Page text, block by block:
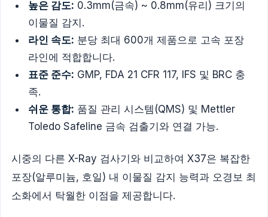
높은 감도: 0.3mm(금속) ~ 0.8mm(유리) 크기의
이물질 감지.
라인 속도: 분당 최대 600개 제품으로 고속 포장
라인에 적합합니다.
표준 준수: GMP, FDA 21 CFR 117, IFS 및 BRC 충
족.
쉬운 통합: 품질 관리 시스템(QMS) 및 Mettler
Toledo Safeline 금속 검출기와 연결 가능.
시중의 다른 X-Ray 검사기와 비교하여 X37은 복잡한
포장(알루미늄, 호일) 내 이물질 감지 능력과 오경보 최
소화에서 탁월한 이점을 제공합니다.